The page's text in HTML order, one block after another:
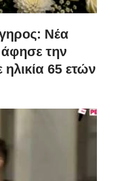
Νέα
την
65 ετών